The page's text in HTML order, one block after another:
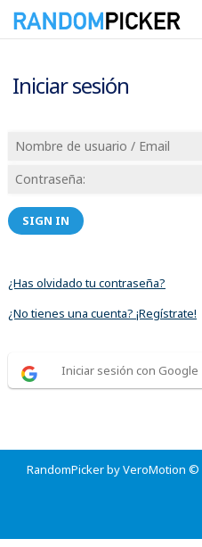
Iniciar sesión
SIGN IN
¿Has olvidado tu contraseña?
¿No tienes una cuenta? ¡Regístrate!
Iniciar sesión con Google
RandomPicker by VeroMotion ©